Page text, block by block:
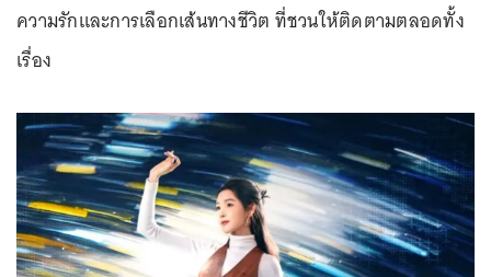
ความรักและการเลือกเส้นทางชีวิต ที่ชวนให้ติดตามตลอดทั้ง
เรื่อง